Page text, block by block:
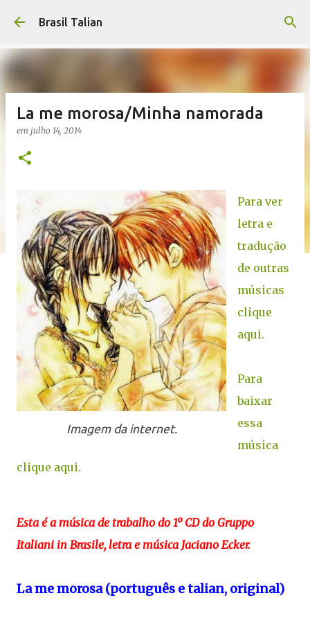
Pular para o conteúdo principal
Brasil Talian
La me morosa/Minha namorada
em julho 14, 2014
Imagem da internet.
Para ver
letra e
tradução
de outras
músicas
clique
aqui.
Para
baixar
essa
música
clique aqui.
Esta é a música de trabalho do 1º CD do Gruppo
Italiani in Brasile, letra e música Jaciano Ecker.
La me morosa (português e talian, original)